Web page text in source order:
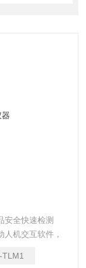
安全快速检测
机交互软件，
等特点。
TLM1